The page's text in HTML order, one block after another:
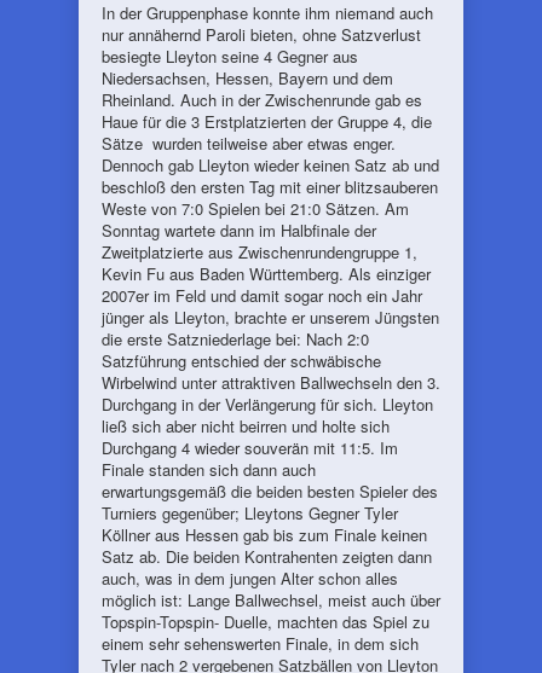
In der Gruppenphase konnte ihm niemand auch
nur annähernd Paroli bieten, ohne Satzverlust
besiegte Lleyton seine 4 Gegner aus
Niedersachsen, Hessen, Bayern und dem
Rheinland. Auch in der Zwischenrunde gab es
Haue für die 3 Erstplatzierten der Gruppe 4, die
Sätze wurden teilweise aber etwas enger.
Dennoch gab Lleyton wieder keinen Satz ab und
beschloß den ersten Tag mit einer blitzsauberen
Weste von 7:0 Spielen bei 21:0 Sätzen. Am
Sonntag wartete dann im Halbfinale der
Zweitplatzierte aus Zwischenrundengruppe 1,
Kevin Fu aus Baden Württemberg. Als einziger
2007er im Feld und damit sogar noch ein Jahr
jünger als Lleyton, brachte er unserem Jüngsten
die erste Satzniederlage bei: Nach 2:0
Satzführung entschied der schwäbische
Wirbelwind unter attraktiven Ballwechseln den 3.
Durchgang in der Verlängerung für sich. Lleyton
ließ sich aber nicht beirren und holte sich
Durchgang 4 wieder souverän mit 11:5. Im
Finale standen sich dann auch
erwartungsgemäß die beiden besten Spieler des
Turniers gegenüber; Lleytons Gegner Tyler
Köllner aus Hessen gab bis zum Finale keinen
Satz ab. Die beiden Kontrahenten zeigten dann
auch, was in dem jungen Alter schon alles
möglich ist: Lange Ballwechsel, meist auch über
Topspin-Topspin- Duelle, machten das Spiel zu
einem sehr sehenswerten Finale, in dem sich
Tyler nach 2 vergebenen Satzbällen von Lleyton